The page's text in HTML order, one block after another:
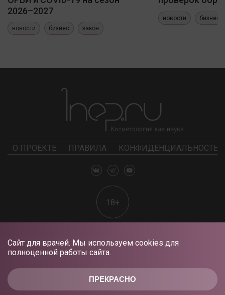
ПРЕКРАСНО
Сайт для врачей. Мы используем cookies для
полноценной работы сайта.
2026–2027
новости бизнес закон
новости бизнес
О ПРОЕКТЕ ПРАВИЛА КОНФИДЕНЦИАЛЬНОСТЬ
18+